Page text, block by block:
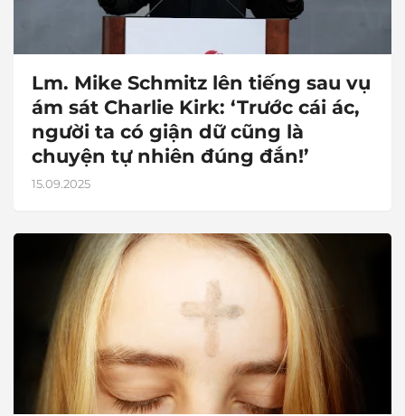
Lm. Mike Schmitz lên tiếng sau vụ
ám sát Charlie Kirk: ‘Trước cái ác,
người ta có giận dữ cũng là
chuyện tự nhiên đúng đắn!’
15.09.2025